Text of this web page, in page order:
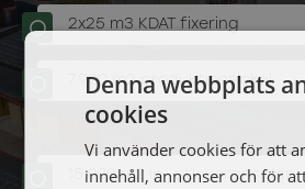
2x25 m3 KDAT fixering
7.900 m2 produktionslokal
15.000 m2 in- utleveransplan
Denna webbplats
cookies
Vi använder cookies för att
innehåll, annonser och för